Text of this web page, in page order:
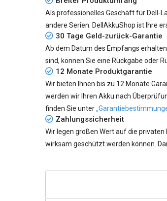
Als professionelles Geschäft für Dell-
andere Serien. DellAkkuShop ist Ihre
30 Tage Geld-zurück-Garantie
Ab dem Datum des Empfangs
sind, können Sie eine Rückgabe oder
12 Monate Produktgarantie
Wir bieten Ihnen bis zu 12 Monate
werden wir Ihren Akku nach
finden Sie unter
Zahlungssicherheit
Wir legen großen Wert auf die
wirksam geschützt werden können.